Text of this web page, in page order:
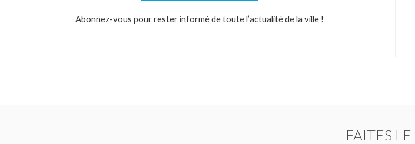
Abonnez-vous pour rester informé de toute l’actualité de la ville !
FAITES LE